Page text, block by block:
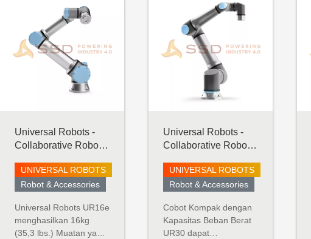
Universal Robots -
Collaborative Robot -
UNIVERSAL ROBOTS
Robot & Accessories
Universal Robots UR16e
menghasilkan 16kg
(35,3 lbs.) Muatan yang
Universal Robots -
Collaborative Robot -
UNIVERSAL ROBOTS
Robot & Accessories
Cobot Kompak dengan
Kapasitas Beban Berat
UR30 dapat